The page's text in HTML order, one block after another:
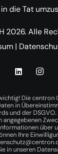
die Tat
2026. Alle
|
Die centron
in
und der
angegebenen
über
Ihre
in unseren